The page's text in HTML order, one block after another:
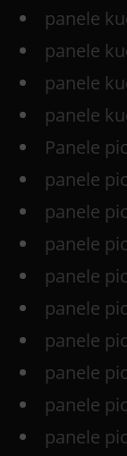
panele
panele
panele
panele
Panele
panele
panele
panele
panele
panele
panele
panele
panele
panele